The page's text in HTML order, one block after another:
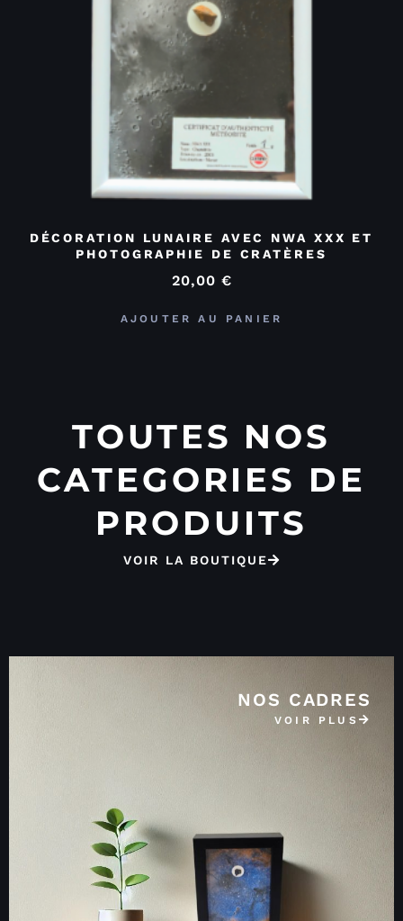
DÉCORATION LUNAIRE AVEC NWA XXX ET
PHOTOGRAPHIE DE CRATÈRES
20,00 €
AJOUTER AU PANIER
TOUTES NOS
CATEGORIES DE
PRODUITS
VOIR LA BOUTIQUE
NOS CADRES
VOIR PLUS